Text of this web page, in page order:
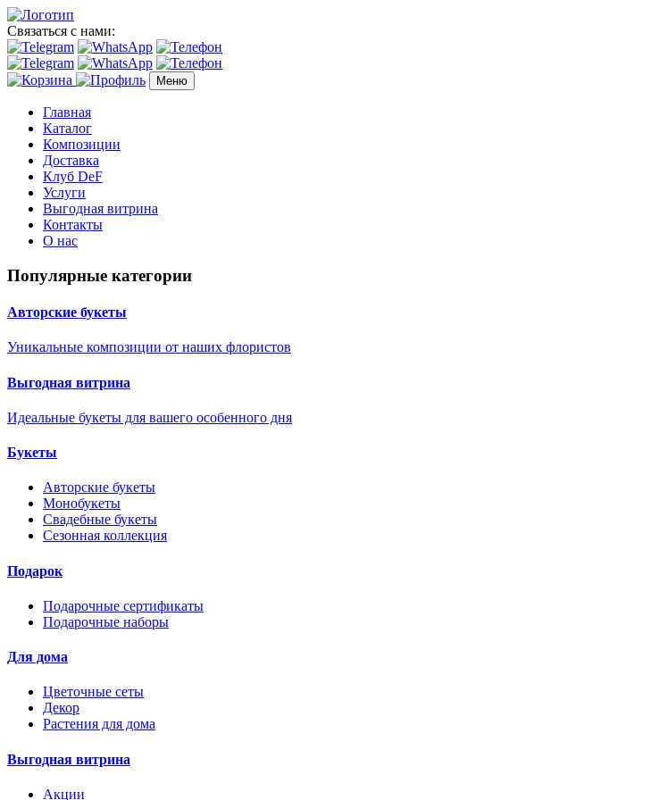
Связаться с нами:
Меню
Главная
Каталог
Композиции
Доставка
Клуб DeF
Услуги
Выгодная витрина
Контакты
О нас
Популярные категории
Авторские букеты
Уникальные композиции от наших флористов
Выгодная витрина
Идеальные букеты для вашего особенного дня
Букеты
Авторские букеты
Монобукеты
Свадебные букеты
Сезонная коллекция
Подарок
Подарочные сертификаты
Подарочные наборы
Для дома
Цветочные сеты
Декор
Растения для дома
Выгодная витрина
Акции